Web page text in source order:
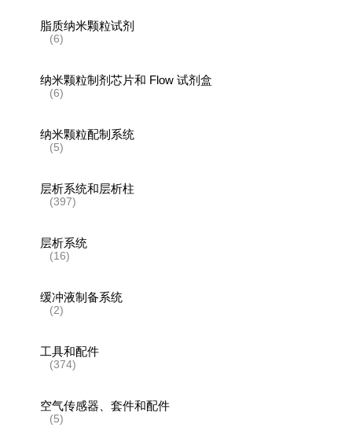
脂质纳米颗粒试剂
(6)
纳米颗粒制剂芯片和 Flow 试剂盒
(6)
纳米颗粒配制系统
(5)
层析系统和层析柱
(397)
层析系统
(16)
缓冲液制备系统
(2)
工具和配件
(374)
空气传感器、套件和配件
(5)